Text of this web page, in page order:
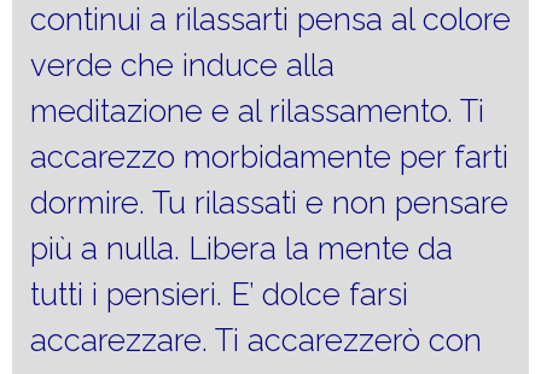
continui a rilassarti pensa al colore
verde che induce alla
meditazione e al rilassamento. Ti
accarezzo morbidamente per farti
dormire. Tu rilassati e non pensare
più a nulla. Libera la mente da
tutti i pensieri. E’ dolce farsi
accarezzare. Ti accarezzerò con